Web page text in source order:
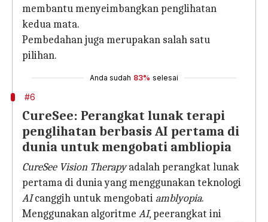
membantu menyeimbangkan penglihatan
kedua mata.
Pembedahan juga merupakan salah satu
pilihan.
Anda sudah 83% selesai
#6
CureSee: Perangkat lunak terapi
penglihatan berbasis AI pertama di
dunia untuk mengobati ambliopia
CureSee Vision Therapyadalah perangkat lunak
pertama di dunia yang menggunakan teknologi
AIcanggih untuk mengobati amblyopia.
Menggunakan algoritme AI, peerangkat ini